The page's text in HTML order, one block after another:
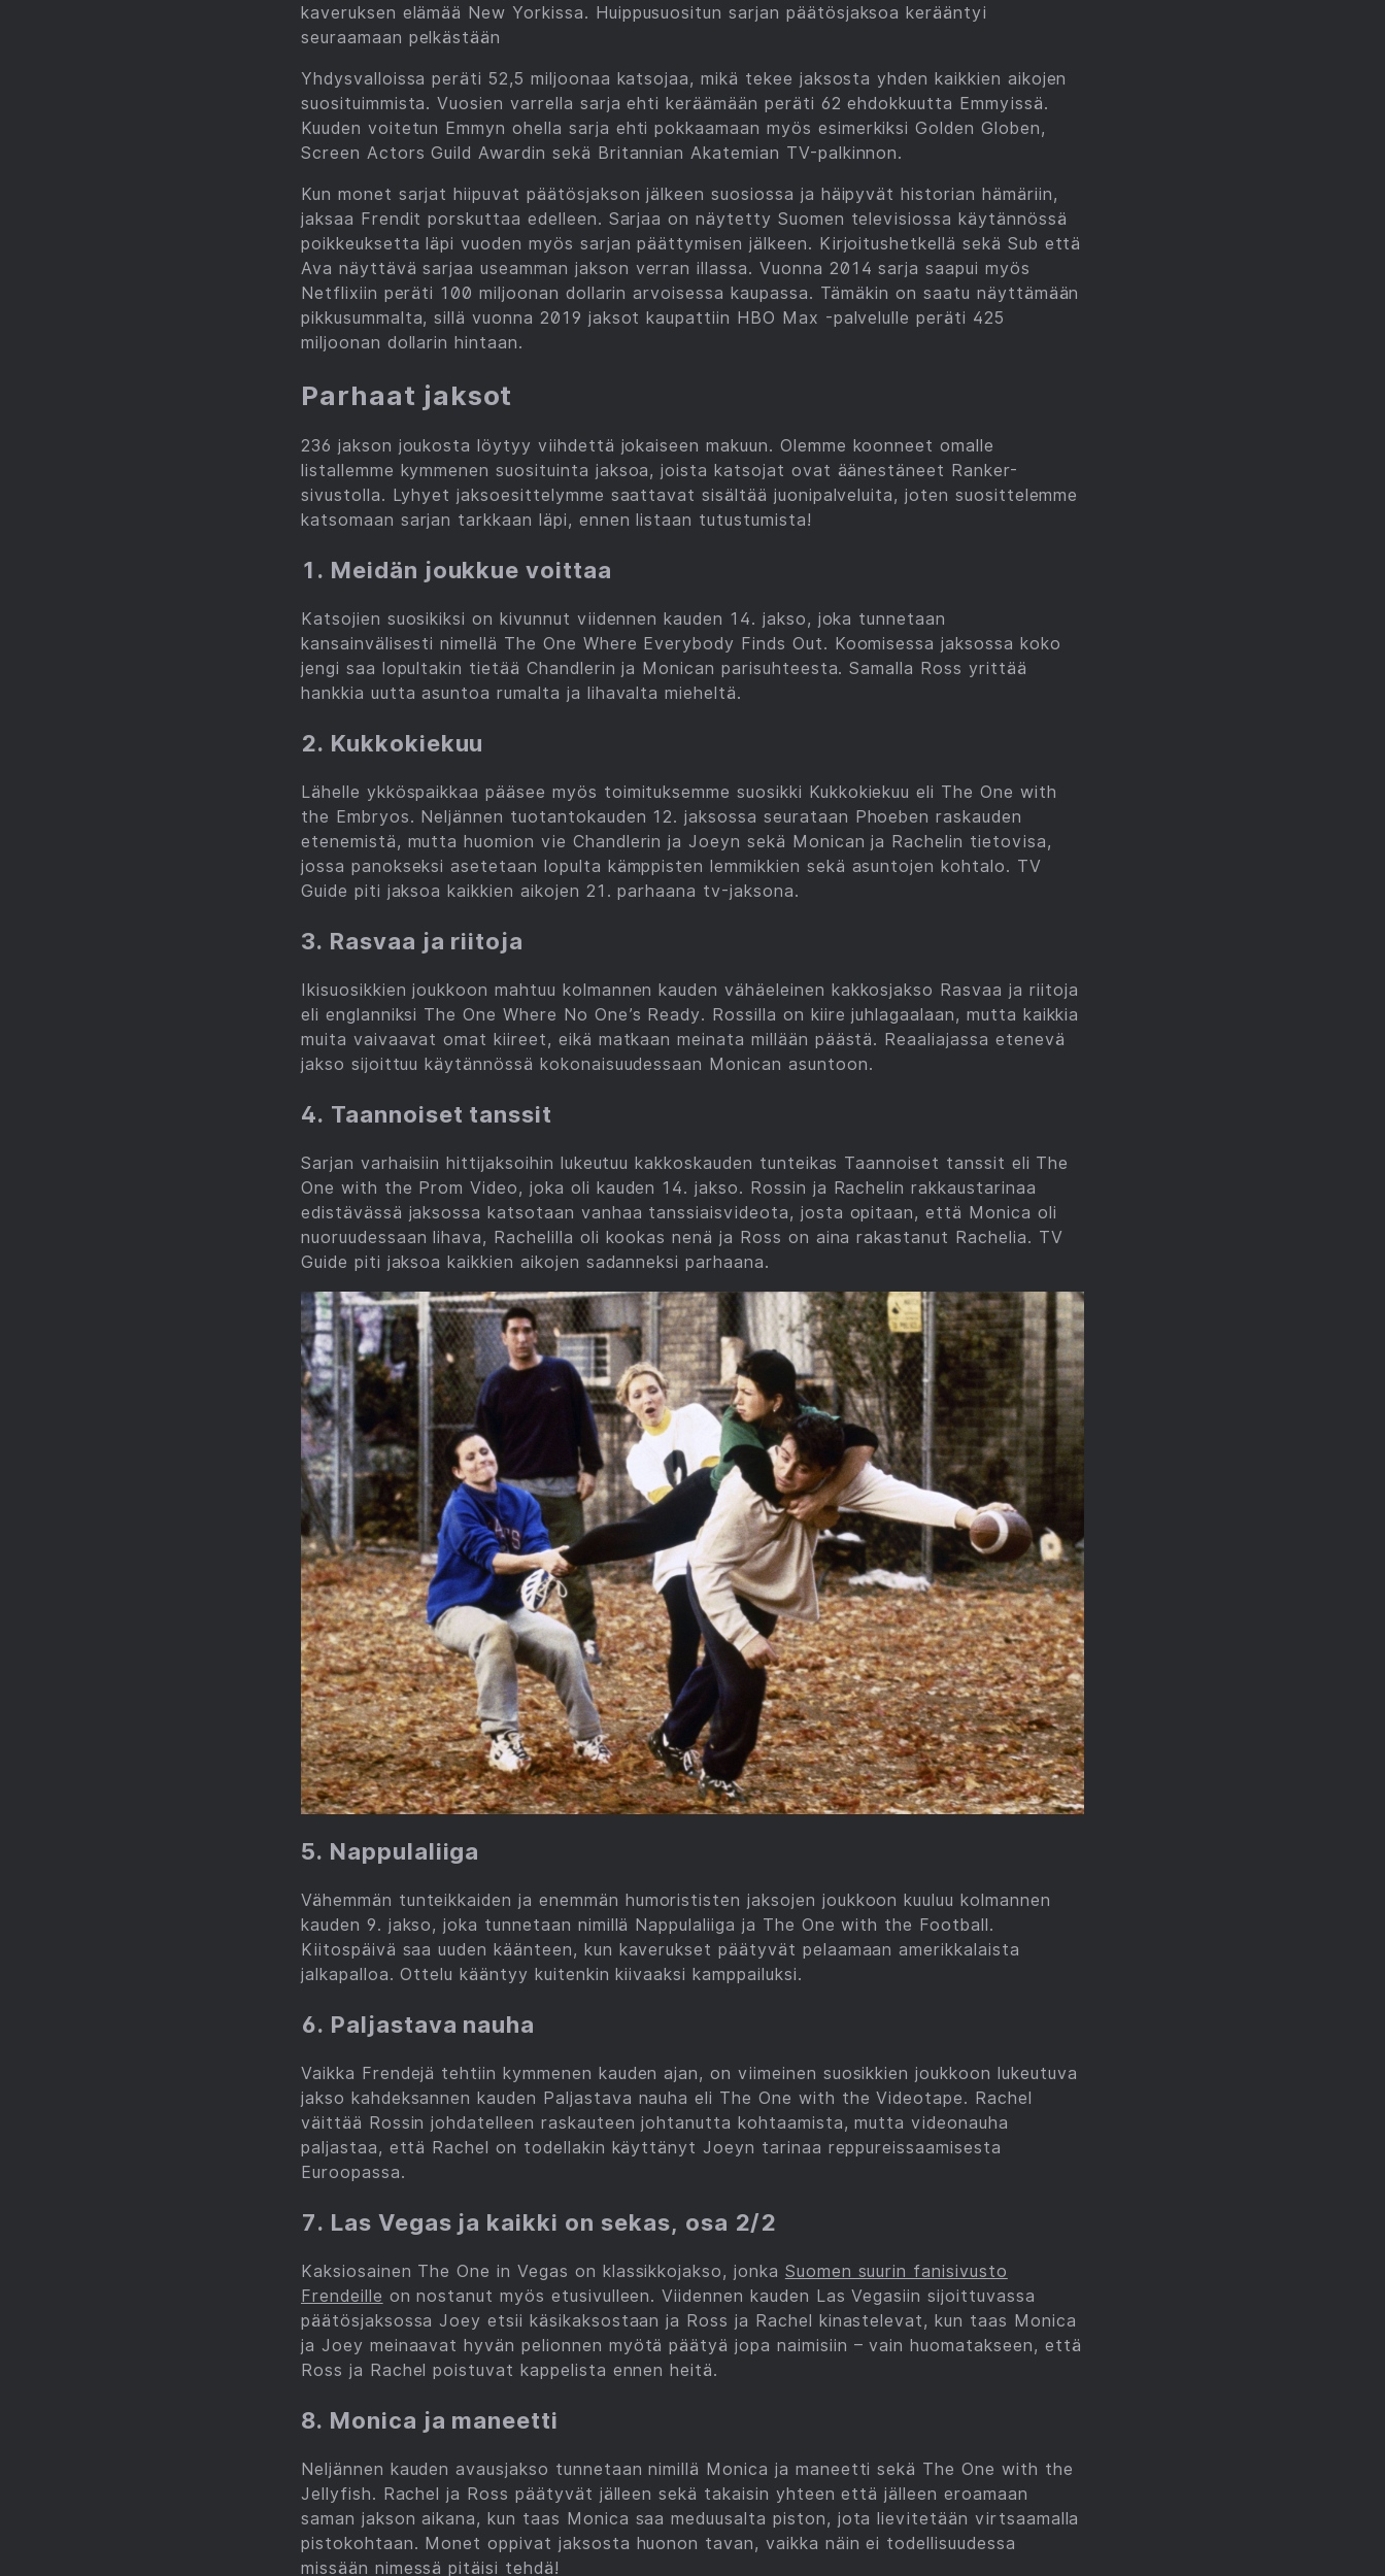
kaveruksen elämää New Yorkissa. Huippusuositun sarjan päätösjaksoa kerääntyi
seuraamaan pelkästään
Yhdysvalloissa peräti 52,5 miljoonaa katsojaa, mikä tekee jaksosta yhden kaikkien aikojen
suosituimmista. Vuosien varrella sarja ehti keräämään peräti 62 ehdokkuutta Emmyissä.
Kuuden voitetun Emmyn ohella sarja ehti pokkaamaan myös esimerkiksi Golden Globen,
Screen Actors Guild Awardin sekä Britannian Akatemian TV-palkinnon.
Kun monet sarjat hiipuvat päätösjakson jälkeen suosiossa ja häipyvät historian hämäriin,
jaksaa Frendit porskuttaa edelleen. Sarjaa on näytetty Suomen televisiossa käytännössä
poikkeuksetta läpi vuoden myös sarjan päättymisen jälkeen. Kirjoitushetkellä sekä Sub että
Ava näyttävä sarjaa useamman jakson verran illassa. Vuonna 2014 sarja saapui myös
Netflixiin peräti 100 miljoonan dollarin arvoisessa kaupassa. Tämäkin on saatu näyttämään
pikkusummalta, sillä vuonna 2019 jaksot kaupattiin HBO Max -palvelulle peräti 425
miljoonan dollarin hintaan.
Parhaat jaksot
236 jakson joukosta löytyy viihdettä jokaiseen makuun. Olemme koonneet omalle
listallemme kymmenen suosituinta jaksoa, joista katsojat ovat äänestäneet Ranker-
sivustolla. Lyhyet jaksoesittelymme saattavat sisältää juonipalveluita, joten suosittelemme
katsomaan sarjan tarkkaan läpi, ennen listaan tutustumista!
1. Meidän joukkue voittaa
Katsojien suosikiksi on kivunnut viidennen kauden 14. jakso, joka tunnetaan
kansainvälisesti nimellä The One Where Everybody Finds Out. Koomisessa jaksossa koko
jengi saa lopultakin tietää Chandlerin ja Monican parisuhteesta. Samalla Ross yrittää
hankkia uutta asuntoa rumalta ja lihavalta mieheltä.
2. Kukkokiekuu
Lähelle ykköspaikkaa pääsee myös toimituksemme suosikki Kukkokiekuu eli The One with
the Embryos. Neljännen tuotantokauden 12. jaksossa seurataan Phoeben raskauden
etenemistä, mutta huomion vie Chandlerin ja Joeyn sekä Monican ja Rachelin tietovisa,
jossa panokseksi asetetaan lopulta kämppisten lemmikkien sekä asuntojen kohtalo. TV
Guide piti jaksoa kaikkien aikojen 21. parhaana tv-jaksona.
3. Rasvaa ja riitoja
Ikisuosikkien joukkoon mahtuu kolmannen kauden vähäeleinen kakkosjakso Rasvaa ja riitoja
eli englanniksi The One Where No One’s Ready. Rossilla on kiire juhlagaalaan, mutta kaikkia
muita vaivaavat omat kiireet, eikä matkaan meinata millään päästä. Reaaliajassa etenevä
jakso sijoittuu käytännössä kokonaisuudessaan Monican asuntoon.
4. Taannoiset tanssit
Sarjan varhaisiin hittijaksoihin lukeutuu kakkoskauden tunteikas Taannoiset tanssit eli The
One with the Prom Video, joka oli kauden 14. jakso. Rossin ja Rachelin rakkaustarinaa
edistävässä jaksossa katsotaan vanhaa tanssiaisvideota, josta opitaan, että Monica oli
nuoruudessaan lihava, Rachelilla oli kookas nenä ja Ross on aina rakastanut Rachelia. TV
Guide piti jaksoa kaikkien aikojen sadanneksi parhaana.
5. Nappulaliiga
Vähemmän tunteikkaiden ja enemmän humorististen jaksojen joukkoon kuuluu kolmannen
kauden 9. jakso, joka tunnetaan nimillä Nappulaliiga ja The One with the Football.
Kiitospäivä saa uuden käänteen, kun kaverukset päätyvät pelaamaan amerikkalaista
jalkapalloa. Ottelu kääntyy kuitenkin kiivaaksi kamppailuksi.
6. Paljastava nauha
Vaikka Frendejä tehtiin kymmenen kauden ajan, on viimeinen suosikkien joukkoon lukeutuva
jakso kahdeksannen kauden Paljastava nauha eli The One with the Videotape. Rachel
väittää Rossin johdatelleen raskauteen johtanutta kohtaamista, mutta videonauha
paljastaa, että Rachel on todellakin käyttänyt Joeyn tarinaa reppureissaamisesta
Euroopassa.
7. Las Vegas ja kaikki on sekas, osa 2/2
Kaksiosainen The One in Vegas on klassikkojakso, jonka Suomen suurin fanisivusto
Frendeille on nostanut myös etusivulleen. Viidennen kauden Las Vegasiin sijoittuvassa
päätösjaksossa Joey etsii käsikaksostaan ja Ross ja Rachel kinastelevat, kun taas Monica
ja Joey meinaavat hyvän pelionnen myötä päätyä jopa naimisiin – vain huomatakseen, että
Ross ja Rachel poistuvat kappelista ennen heitä.
8. Monica ja maneetti
Neljännen kauden avausjakso tunnetaan nimillä Monica ja maneetti sekä The One with the
Jellyfish. Rachel ja Ross päätyvät jälleen sekä takaisin yhteen että jälleen eroamaan
saman jakson aikana, kun taas Monica saa meduusalta piston, jota lievitetään virtsaamalla
pistokohtaan. Monet oppivat jaksosta huonon tavan, vaikka näin ei todellisuudessa
missään nimessä pitäisi tehdä!